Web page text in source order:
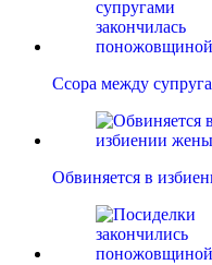
Ссора между
Обвиняется в